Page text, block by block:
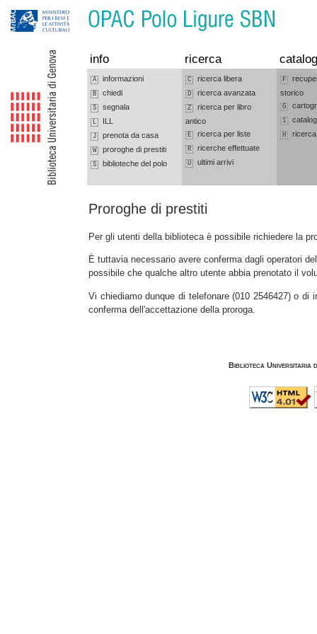
info ricerca
A informazioni
B chiedi
S segnala
L ILL
J prenota da casa
W proroghe di prestiti
S biblioteche del polo
C ricerca libera
D ricerca avanzata
Z
ricerca per libro
antico
E ricerca per liste
R ricerche effettuate
U ultimi arrivi
F
storico
G
1
H ricerca
Proroghe di prestiti
Per gli utenti della biblioteca è possibile richiedere la
È tuttavia necessario avere conferma dagli operatori
possibile che qualche altro utente abbia prenotato il
Vi chiediamo dunque di telefonare (010 2546427) o di
conferma dell'accettazione della proroga.
Biblioteca Universitaria